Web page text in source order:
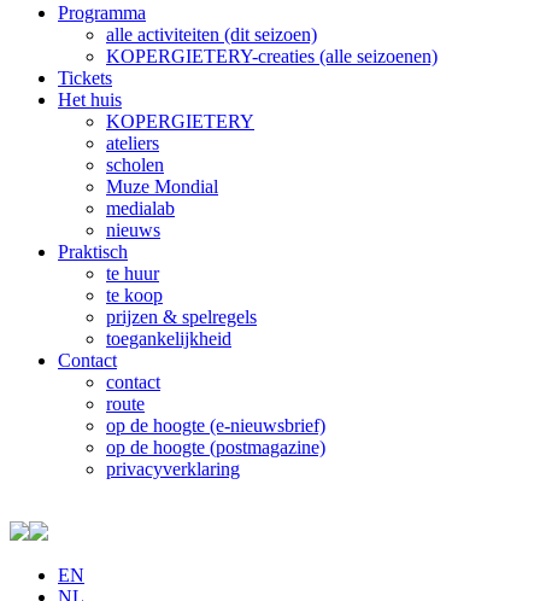
Footer
Programma
alle activiteiten (dit seizoen)
KOPERGIETERY-creaties (alle seizoenen)
Tickets
Het huis
KOPERGIETERY
ateliers
scholen
Muze Mondial
medialab
nieuws
Praktisch
te huur
te koop
prijzen & spelregels
toegankelijkheid
Contact
contact
route
op de hoogte (e-nieuwsbrief)
op de hoogte (postmagazine)
privacyverklaring
EN
NL